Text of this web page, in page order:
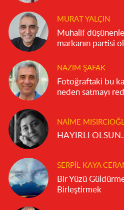
MURAT YALÇIN
Muhalif
markanın partisi
NAZIM ŞAFAK
Fotoğraftaki bu
neden satmayı
NAIME
SERPIL KAYA
Bir Yüzü
Birleştirmek